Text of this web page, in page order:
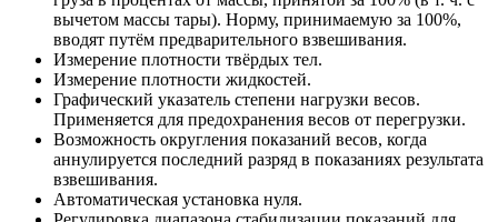
вычетом массы тары). Норму, принимаемую за 100%,
вводят путём предварительного взвешивания.
Измерение плотности твёрдых тел.
Измерение плотности жидкостей.
Графический указатель степени нагрузки весов.
Применяется для предохранения весов от перегрузки.
Возможность округления показаний весов, когда
аннулируется последний разряд в показаниях результата
взвешивания.
Автоматическая установка нуля.